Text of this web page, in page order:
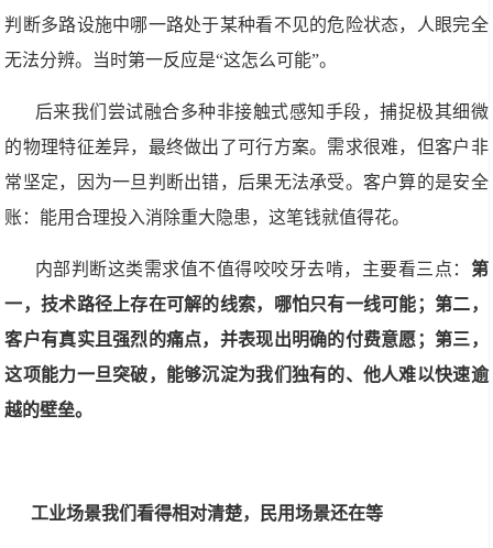
判断多路设施中哪一路处于某种看不见的危险状态，人眼完全
无法分辨。当时第一反应是“这怎么可能”。
后来我们尝试融合多种非接触式感知手段，捕捉极其细微
的物理特征差异，最终做出了可行方案。需求很难，但客户非
常坚定，因为一旦判断出错，后果无法承受。客户算的是安全
账：能用合理投入消除重大隐患，这笔钱就值得花。
内部判断这类需求值不值得咬咬牙去啃，主要看三点： 第
一，技术路径上存在可解的线索，哪怕只有一线可能；第二，
客户有真实且强烈的痛点，并表现出明确的付费意愿；第三，
这项能力一旦突破，能够沉淀为我们独有的、他人难以快速逾
越的壁垒。
工业场景我们看得相对清楚，民用场景还在等